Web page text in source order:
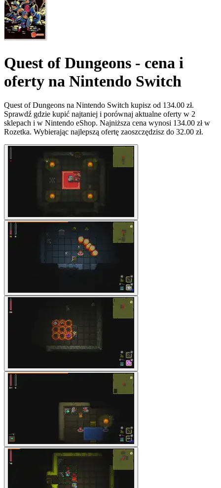
Quest of Dungeons - cena i
oferty na Nintendo Switch
Quest of Dungeons na Nintendo Switch kupisz od 134.00 zł.
Sprawdź gdzie kupić najtaniej i porównaj aktualne oferty w 2
sklepach i w Nintendo eShop. Najniższa cena wynosi 134.00 zł w
Rozetka. Wybierając najlepszą ofertę zaoszczędzisz do 32.00 zł.